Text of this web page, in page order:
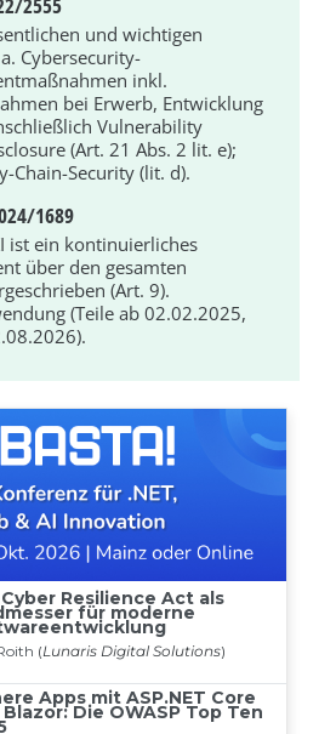
und wichtigen
Cybersecurity-
inkl.
bei Erwerb, Entwicklung
Vulnerability
(Art. 21 Abs. 2 lit. e);
Chain-Security (lit. d).
1689
ist ein kontinuierliches
über den gesamten
(Art. 9).
(Teile ab 02.02.2025,